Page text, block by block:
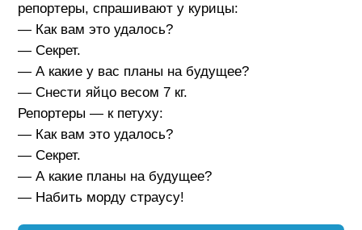
репортеры, спрашивают у курицы:
— Как вам это удалось?
— Секрет.
— А какие у вас планы на будущее?
— Снести яйцо весом 7 кг.
Репортеры — к петуху:
— Как вам это удалось?
— Секрет.
— А какие планы на будущее?
— Набить морду страусу!